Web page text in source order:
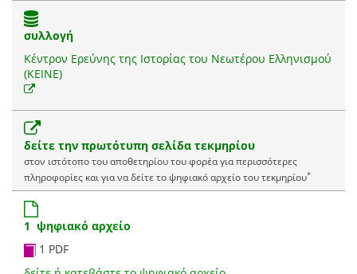
συλλογή
Κέντρον Ερεύνης της Ιστορίας του Νεωτέρου Ελληνισμού
(ΚΕΙΝΕ)
δείτε την πρωτότυπη σελίδα τεκμηρίου
στον ιστότοπο του αποθετηρίου του φορέα για περισσότερες
πληροφορίες και για να δείτε το ψηφιακό αρχείο του τεκμηρίου*
1 ψηφιακό αρχείο
1 PDF